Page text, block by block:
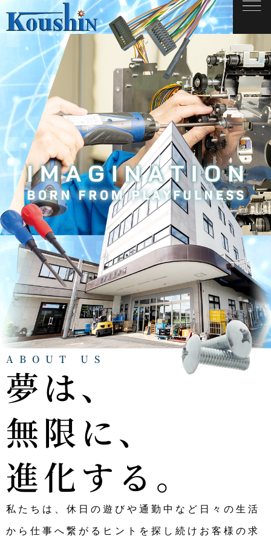
ABOUT US
夢は、
無限に、
進化する。
私たちは、休日の遊びや通勤中など日々の生活
から仕事へ繋がるヒントを探し続けお客様の求